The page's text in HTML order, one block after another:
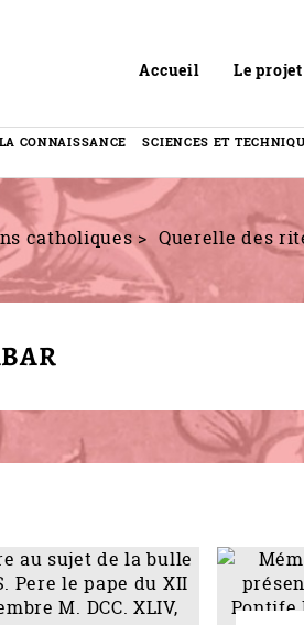
Accueil Le projet
CONNAISSANCE SCIENCES ET
catholiques Querelle des